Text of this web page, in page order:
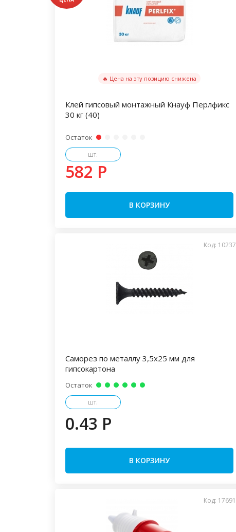
🔥 Цена на эту позицию снижена
Клей гипсовый монтажный Кнауф Перлфикс
30 кг (40)
Остаток
шт.
582 P
В КОРЗИНУ
Код: 10237
Саморез по металлу 3,5х25 мм для
гипсокартона
Остаток
шт.
0.43 P
В КОРЗИНУ
Код: 17691